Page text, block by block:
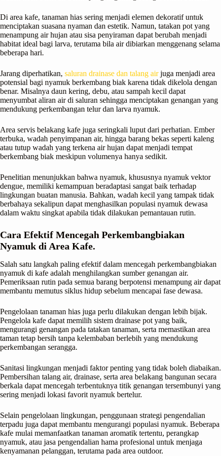
Di area kafe, tanaman hias sering menjadi elemen dekoratif untuk
menciptakan suasana nyaman dan estetik. Namun, tatakan pot yang
menampung air hujan atau sisa penyiraman dapat berubah menjadi
habitat ideal bagi larva, terutama bila air dibiarkan menggenang selama
beberapa hari.
Jarang diperhatikan, saluran drainase dan talang airjuga menjadi area
potensial bagi nyamuk berkembang biak karena tidak dikelola dengan
benar. Misalnya daun kering, debu, atau sampah kecil dapat
menyumbat aliran air di saluran sehingga menciptakan genangan yang
mendukung perkembangan telur dan larva nyamuk.
Area servis belakang kafe juga seringkali luput dari perhatian. Ember
terbuka, wadah penyimpanan air, hingga barang bekas seperti kaleng
atau tutup wadah yang terkena air hujan dapat menjadi tempat
berkembang biak meskipun volumenya hanya sedikit.
Penelitian menunjukkan bahwa nyamuk, khususnya nyamuk vektor
dengue, memiliki kemampuan beradaptasi sangat baik terhadap
lingkungan buatan manusia. Bahkan, wadah kecil yang tampak tidak
berbahaya sekalipun dapat menghasilkan populasi nyamuk dewasa
dalam waktu singkat apabila tidak dilakukan pemantauan rutin.
Cara Efektif Mencegah Perkembangbiakan
Nyamuk di Area Kafe.
Salah satu langkah paling efektif dalam mencegah perkembangbiakan
nyamuk di kafe adalah menghilangkan sumber genangan air.
Pemeriksaan rutin pada semua barang berpotensi menampung air dapat
membantu memutus siklus hidup sebelum mencapai fase dewasa.
Pengelolaan tanaman hias juga perlu dilakukan dengan lebih bijak.
Pengelola kafe dapat memilih sistem drainase pot yang baik,
mengurangi genangan pada tatakan tanaman, serta memastikan area
taman tetap bersih tanpa kelembaban berlebih yang mendukung
perkembangan serangga.
Sanitasi lingkungan menjadi faktor penting yang tidak boleh diabaikan.
Pembersihan talang air, drainase, serta area belakang bangunan secara
berkala dapat mencegah terbentuknya titik genangan tersembunyi yang
sering menjadi lokasi favorit nyamuk bertelur.
Selain pengelolaan lingkungan, penggunaan strategi pengendalian
terpadu juga dapat membantu mengurangi populasi nyamuk. Beberapa
kafe mulai memanfaatkan tanaman aromatik tertentu, perangkap
nyamuk, atau jasa pengendalian hama profesional untuk menjaga
kenyamanan pelanggan, terutama pada area outdoor.